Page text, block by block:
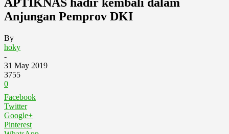
Anjungan Pemprov DKI
By
hoky
-
31 May 2019
3755
0
Facebook
Twitter
Google+
Pinterest